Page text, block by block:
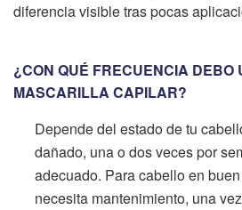
diferencia visible tras pocas
¿CON QUÉ FRECUENCIA DEBO
MASCARILLA CAPILAR?
Depende del estado de tu
dañado, una o dos veces por
adecuado. Para cabello en
necesita mantenimiento, una